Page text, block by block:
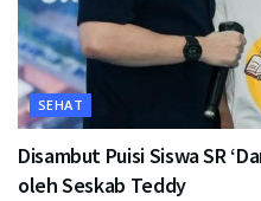
SEHAT
Disambut Puisi Siswa SR
oleh Seskab Teddy